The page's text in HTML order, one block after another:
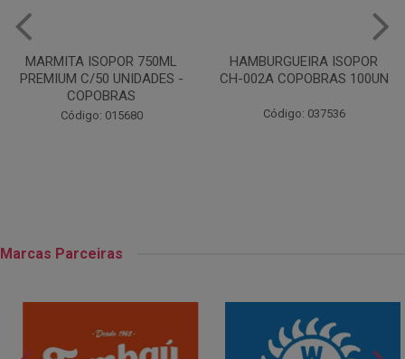
HAMBURGUEIRA ISOPOR
CH-002A COPOBRAS 100UN
Código: 037536
CAIXA PARDA PIZZA N30
OITAVADA BALUARTE C/10
Código: 001124
Marcas Parceiras